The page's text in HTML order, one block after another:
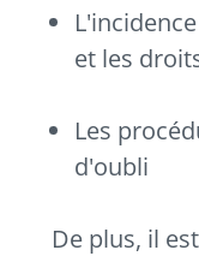
et les
Les
d'oubli
De plus, il